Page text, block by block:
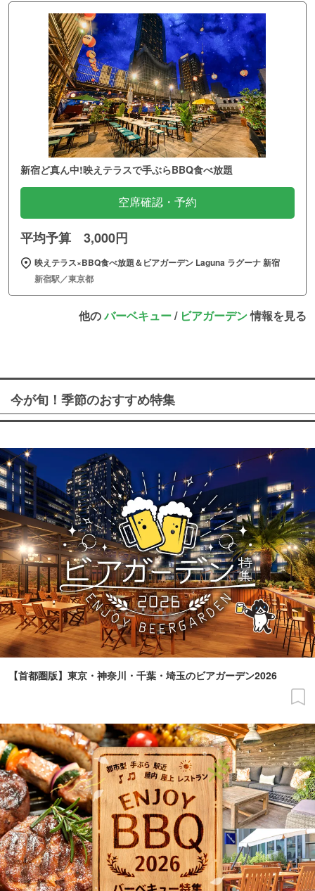
新宿ど真ん中!映えテラスで手ぶらBBQ食べ放題
空席確認・予約
平均予算 3,000円
映えテラス×BBQ食べ放題＆ビアガーデン Laguna ラグーナ 新宿
新宿駅／東京都
他のバーベキュー/ ビアガーデン情報を見る
今が旬！季節のおすすめ特集
【首都圏版】東京・神奈川・千葉・埼玉のビアガーデン2026